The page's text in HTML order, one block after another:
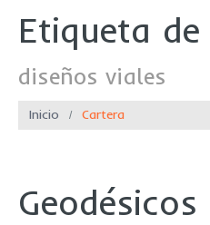
Etiqueta
diseños viales
Inicio Cartera
Geodésicos